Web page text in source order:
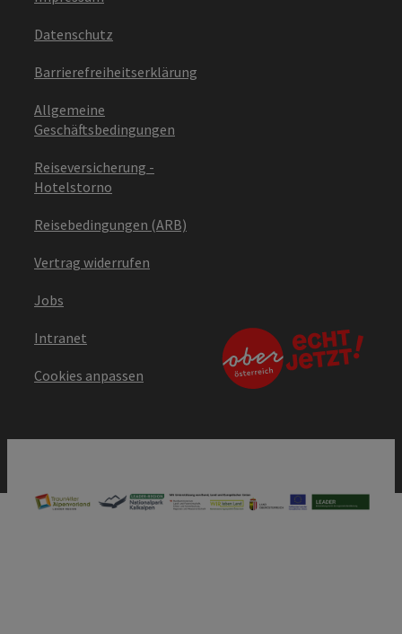
Datenschutz
Barrierefreiheitserklärung
Allgemeine
Geschäftsbedingungen
Reiseversicherung -
Hotelstorno
Reisebedingungen (ARB)
Vertrag widerrufen
Jobs
Intranet
Cookies anpassen